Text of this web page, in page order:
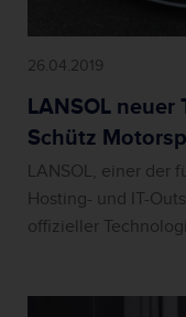
26.04.2019
LANSOL
Schütz
LANSOL, einer der
Hosting- und IT-
offizieller